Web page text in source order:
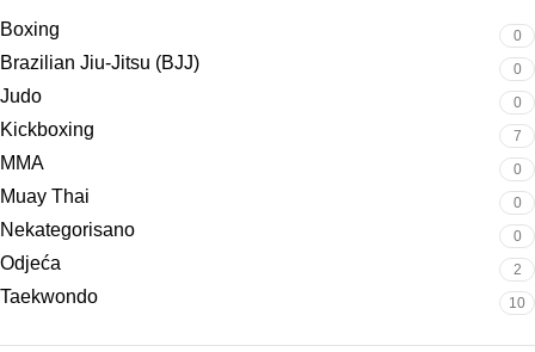
Boxing
0
Brazilian Jiu-Jitsu (BJJ) 0
Judo 0
Kickboxing 7
MMA 0
Muay Thai 0
Nekategorisano 0
Odjeća 2
Taekwondo 10